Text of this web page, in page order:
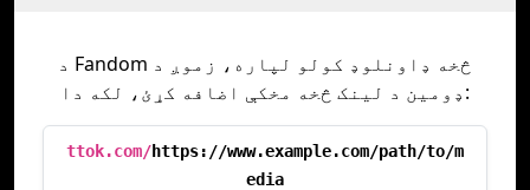
د Fandom څخه ډاونلوډ کولو لپاره، زموږ د
ډومین د لینک څخه مخکې اضافه کړئ، لکه دا:
ttok.com/https://www.example.com/path/to/m
edia